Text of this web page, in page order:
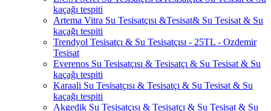
kaçağı tespiti
Artema Vitra Su Tesisatçısı &Tesisat& Su Tesisat & Su
kaçağı tespiti
Trendyol Tesisatçı & Su Tesisatçısı - 25TL - Ozdemir
Tesisat
Everenos Su Tesisatçısı & Tesisatçı & Su Tesisat & Su
kaçağı tespiti
Karaali Su Tesisatçısı & Tesisatçı & Su Tesisat & Su
kaçağı tespiti
Akgedik Su Tesisatçısı & Tesisatçı & Su Tesisat & Su